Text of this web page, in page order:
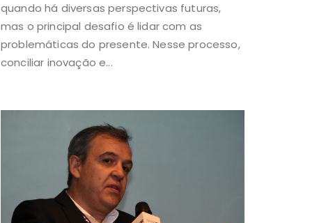
quando há diversas perspectivas futuras,
mas o principal desafio é lidar com as
problemáticas do presente. Nesse processo,
conciliar inovação e...